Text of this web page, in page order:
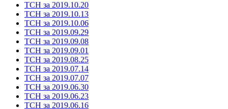
ТСН за 2019.10.20
ТСН за 2019.10.13
ТСН за 2019.10.06
ТСН за 2019.09.29
ТСН за 2019.09.08
ТСН за 2019.09.01
ТСН за 2019.08.25
ТСН за 2019.07.14
ТСН за 2019.07.07
ТСН за 2019.06.30
ТСН за 2019.06.23
ТСН за 2019.06.16